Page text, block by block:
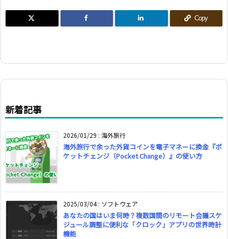
Copy
新着記事
2026/01/29 : 海外旅行
海外旅行で余った外貨コインを電子マネーに換金『ポ
ケットチェンジ（Pocket Change）』の使い方
2025/03/04: ソフトウェア
あなたの国はいま何時？複数国間のリモート会議スケ
ジュール調整に便利な「クロック」アプリの世界時計
機能